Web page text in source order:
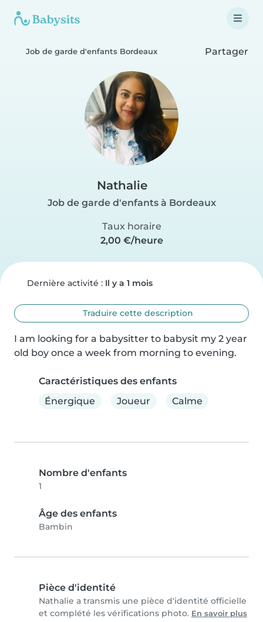
Job de garde d'enfants Bordeaux Partager
Nathalie
Job de garde d'enfants à Bordeaux
Taux horaire
2,00 €/heure
Dernière activité : Il y a 1 mois
Traduire cette description
I am looking for a babysitter to babysit my 2 year
old boy once a week from morning to evening.
Caractéristiques des enfants
Énergique
Joueur Calme
Nombre d'enfants
1
Âge des enfants
Bambin
Pièce d'identité
Nathalie a transmis une pièce d'identité officielle
et complété les vérifications photo. En savoir plus